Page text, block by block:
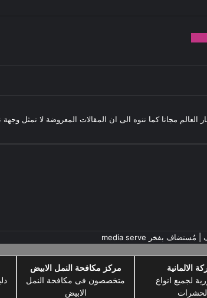
العالم مجانا كما ننوه الى ان المقالات المعروضة لا تمثل
| مُستضاف بفخر media serve
الالمانية
لجميع انواع
مركز مكافحة النمل الابيض
متخصصون فى مكافحة النمل
الابيض